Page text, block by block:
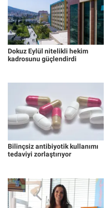
Dokuz Eylül nitelikli hekim
kadrosunu güçlendirdi
Bilinçsiz antibiyotik kullanımı
tedaviyi zorlaştırıyor